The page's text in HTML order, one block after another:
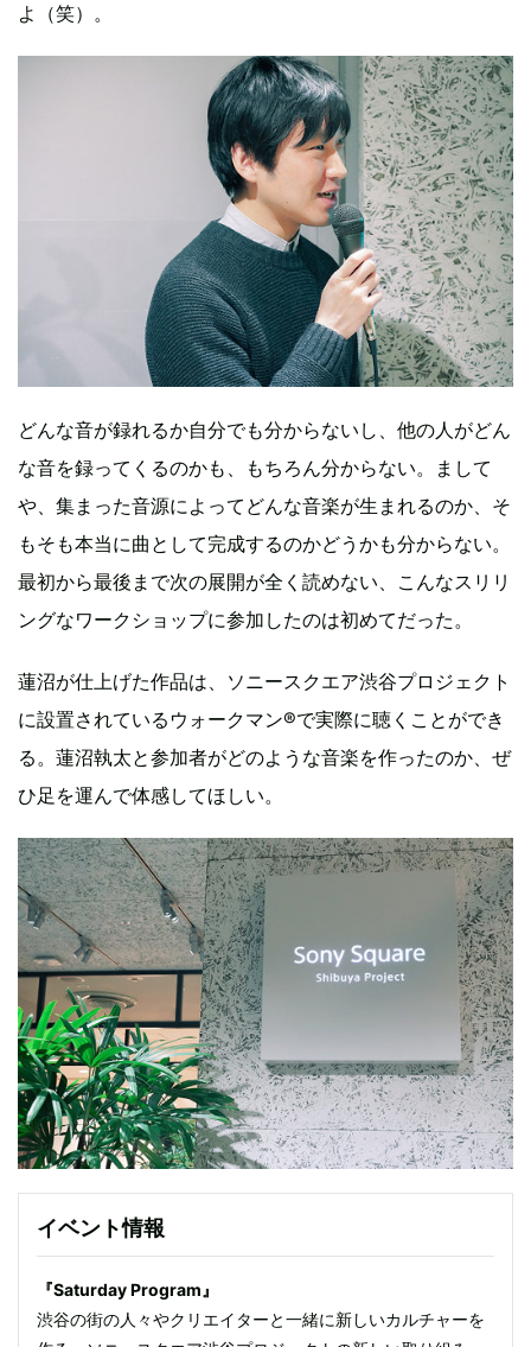
よ（笑）。
どんな音が録れるか自分でも分からないし、他の人がどん
な音を録ってくるのかも、もちろん分からない。まして
や、集まった音源によってどんな音楽が生まれるのか、そ
もそも本当に曲として完成するのかどうかも分からない。
最初から最後まで次の展開が全く読めない、こんなスリリ
ングなワークショップに参加したのは初めてだった。
蓮沼が仕上げた作品は、ソニースクエア渋谷プロジェクト
に設置されているウォークマン®で実際に聴くことができ
る。蓮沼執太と参加者がどのような音楽を作ったのか、ぜ
ひ足を運んで体感してほしい。
イベント情報
『Saturday Program』
渋谷の街の人々やクリエイターと一緒に新しいカルチャーを